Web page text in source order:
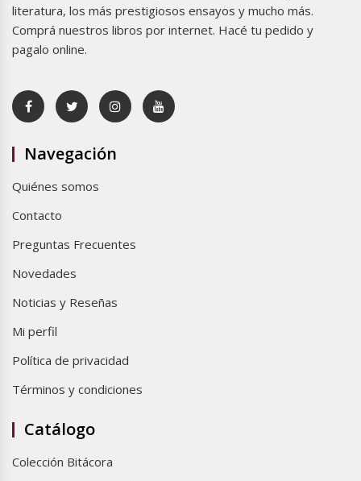
literatura, los más prestigiosos ensayos y mucho más.
Comprá nuestros libros por internet. Hacé tu pedido y
pagalo online.
Navegación
Quiénes somos
Contacto
Preguntas Frecuentes
Novedades
Noticias y Reseñas
Mi perfil
Política de privacidad
Términos y condiciones
Catálogo
Colección Bitácora